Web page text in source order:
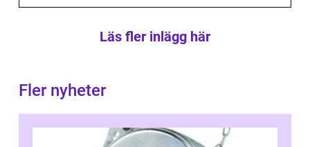
Läs fler inlägg här
Fler nyheter